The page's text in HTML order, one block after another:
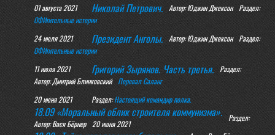
01 августа 2021
Николай Петрович. Автор: Юджин Джексон
Раздел:
ОФИгительные истории
24 июля 2021
Президент Анголы. Автор: Юджин Джексон Раздел:
ОФИгительные истории
11 июля 2021
Григорий Зырянов. Часть третья.
Автор: Дмитрий Блинковский
Раздел:
Перевал Саланг
20 июня 2021
18.09 «Моральный облик строителя коммунизма».
Автор: Вася Бёрнер
Раздел:Настоящий командир полка.
20 июня 2021
Раздел: